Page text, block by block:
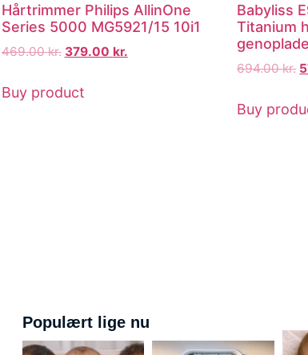
Hårtrimmer Philips AllinOne
Series 5000 MG5921/15 10i1
469.00kr. 379.00 kr.
Buy product
Babyliss
Titanium
694.00kr.
Buy
Populært lige nu